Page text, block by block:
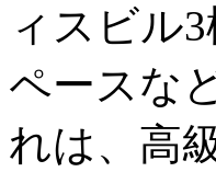
ィスビル
ペースな
れは、高